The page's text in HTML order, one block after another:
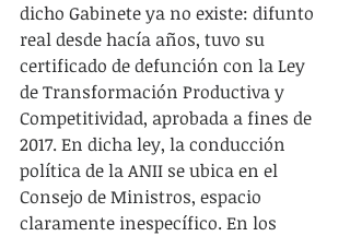
dicho Gabinete ya no existe: difunto
real desde hacía años, tuvo su
certificado de defunción con la Ley
de Transformación Productiva y
Competitividad, aprobada a fines de
2017. En dicha ley, la conducción
política de la ANII se ubica en el
Consejo de Ministros, espacio
claramente inespecífico. En los